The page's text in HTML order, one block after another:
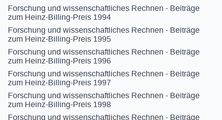
Forschung und wissenschaftliches Rechnen - Beiträge
zum Heinz-Billing-Preis 1994
Forschung und wissenschaftliches Rechnen - Beiträge
zum Heinz-Billing-Preis 1995
Forschung und wissenschaftliches Rechnen - Beiträge
zum Heinz-Billing-Preis 1996
Forschung und wissenschaftliches Rechnen - Beiträge
zum Heinz-Billing-Preis 1997
Forschung und wissenschaftliches Rechnen - Beiträge
zum Heinz-Billing-Preis 1998
Forschung und wissenschaftliches Rechnen - Beiträge